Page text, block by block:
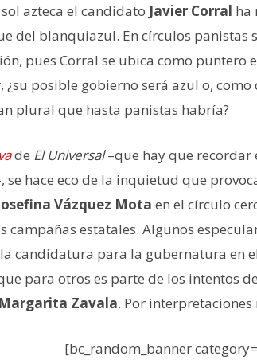
azteca el candidato Javier Corral ha
del blanquiazul. En círculos panistas
pues Corral se ubica como puntero
¿su posible gobierno será azul o, como
plural que hasta panistas habría?
de El Universal–que hay que recordar
se hace eco de la inquietud que
Vázquez Mota en el círculo
campañas estatales. Algunos
candidatura para la gubernatura en
para otros es parte de los intentos
Margarita Zavala. Por
[bc_random_banner